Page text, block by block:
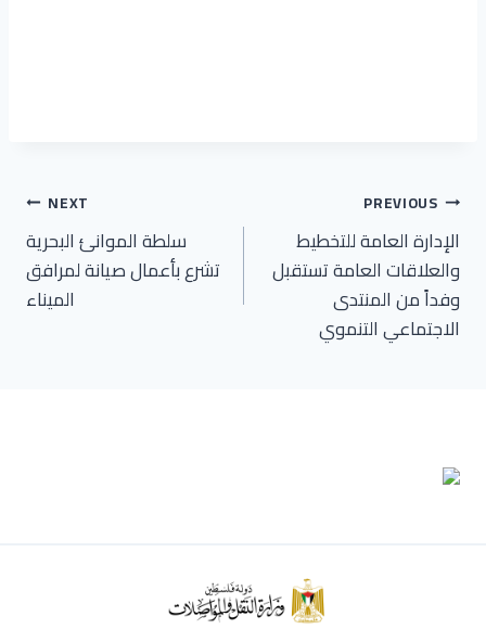
تصفّح
المقالات
PREVIOUS
الإدارة العامة للتخطيط
والعلاقات العامة تستقبل
وفداً من المنتدى
الاجتماعي التنموي
NEXT
سلطة الموانئ البحرية
تشرع بأعمال صيانة لمرافق
الميناء